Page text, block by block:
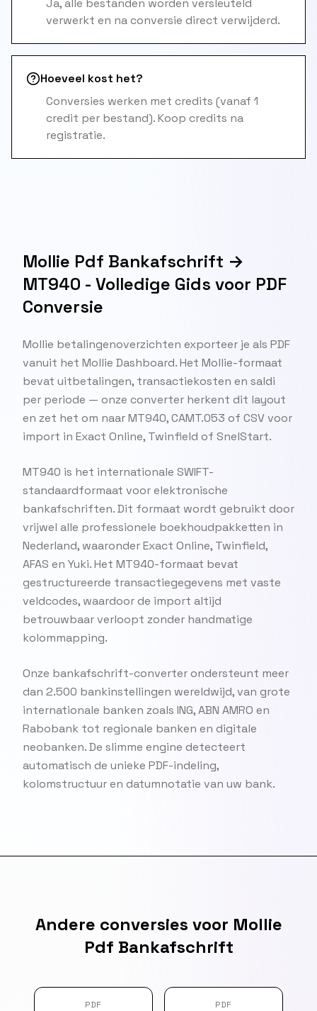
Ja, alle bestanden worden versleuteld
verwerkt en na conversie direct verwijderd.
Hoeveel kost het?
Conversies werken met credits (vanaf 1
credit per bestand). Koop credits na
registratie.
Mollie Pdf Bankafschrift →
MT940 - Volledige Gids voor PDF
Conversie
Mollie betalingenoverzichten exporteer je als PDF
vanuit het Mollie Dashboard. Het Mollie-formaat
bevat uitbetalingen, transactiekosten en saldi
per periode — onze converter herkent dit layout
en zet het om naar MT940, CAMT.053 of CSV voor
import in Exact Online, Twinfield of SnelStart.
MT940 is het internationale SWIFT-
standaardformaat voor elektronische
bankafschriften. Dit formaat wordt gebruikt door
vrijwel alle professionele boekhoudpakketten in
Nederland, waaronder Exact Online, Twinfield,
AFAS en Yuki. Het MT940-formaat bevat
gestructureerde transactiegegevens met vaste
veldcodes, waardoor de import altijd
betrouwbaar verloopt zonder handmatige
kolommapping.
Onze bankafschrift-converter ondersteunt meer
dan 2.500 bankinstellingen wereldwijd, van grote
internationale banken zoals ING, ABN AMRO en
Rabobank tot regionale banken en digitale
neobanken. De slimme engine detecteert
automatisch de unieke PDF-indeling,
kolomstructuur en datumnotatie van uw bank.
Andere conversies voor Mollie
Pdf Bankafschrift
PDF PDF